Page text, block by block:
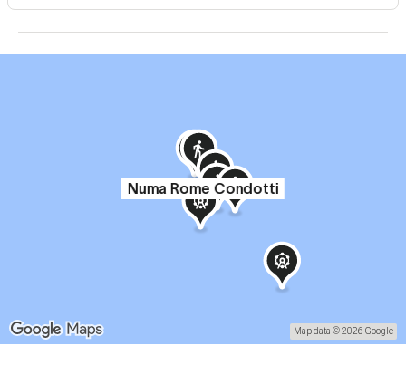
Numa Rome Condotti
Map data © 2026 Google